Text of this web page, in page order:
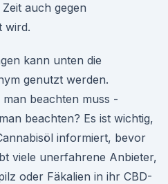
auch gegen
wird.
kann unten die
genutzt werden.
beachten muss -
beachten? Es ist wichtig,
informiert, bevor
viele unerfahrene Anbieter,
oder Fäkalien in ihr CBD-